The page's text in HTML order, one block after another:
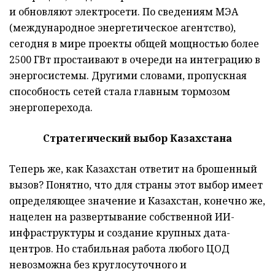
и обновляют электросети. По сведениям МЭА
(международное энергетическое агентство),
сегодня в мире проекты общей мощностью более
2500 ГВт простаивают в очереди на интеграцию в
энергосистемы. Другими словами, пропускная
способность сетей стала главным тормозом
энергоперехода.
Стратегический выбор Казахстана
Теперь же, как Казахстан ответит на брошенный
вызов? Понятно, что для страны этот выбор имеет
определяющее значение и Казахстан, конечно же,
нацелен на развертывание собственной ИИ-
инфраструктуры и создание крупных дата-
центров. Но стабильная работа любого ЦОД
невозможна без круглосуточного и